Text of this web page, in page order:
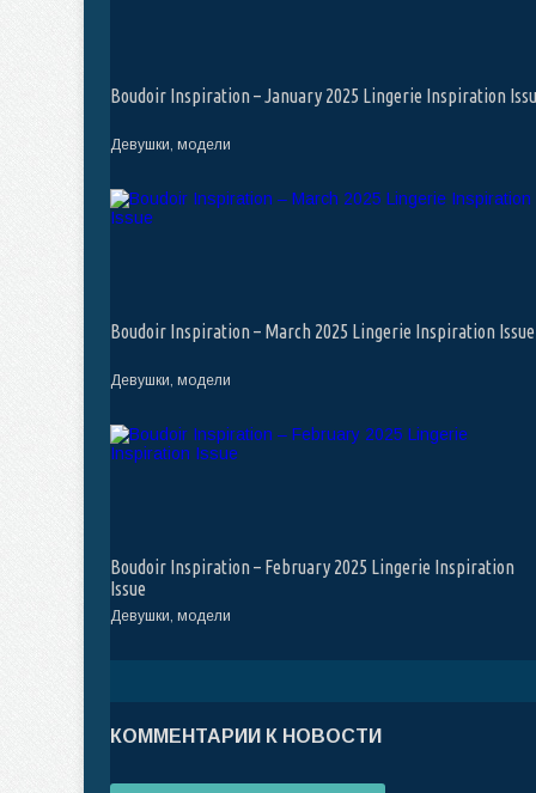
Boudoir Inspiration – January 2025 Lingerie Inspiration
Девушки, модели
Boudoir Inspiration – March 2025 Lingerie Inspiration Issue
Девушки, модели
Boudoir Inspiration – February 2025 Lingerie Inspiration
Issue
Девушки, модели
КОММЕНТАРИИ К НОВОСТИ